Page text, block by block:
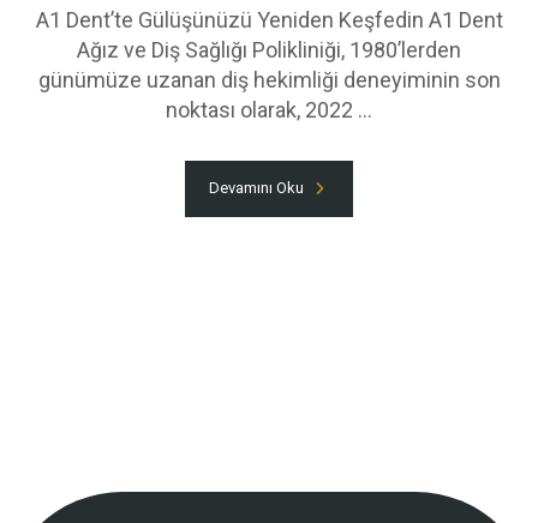
A1 Dent’te Gülüşünüzü Yeniden Keşfedin A1 Dent
Ağız ve Diş Sağlığı Polikliniği, 1980’lerden
günümüze uzanan diş hekimliği deneyiminin son
noktası olarak, 2022 ...
Devamını Oku